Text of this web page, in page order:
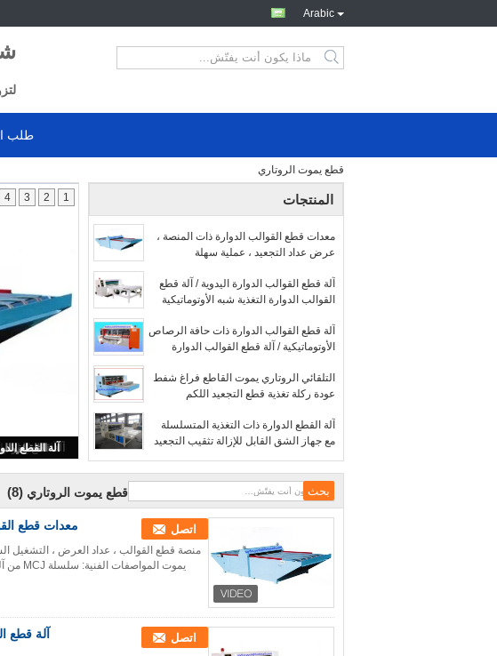
Arabic
طلب
قطع يموت الروتاري
معدات
1
2
3
4 المنتجات
معدات قطع القوالب الدوارة ذات المنصة ،
عرض عداد التجعيد ، عملية سهلة
آلة قطع القوالب الدوارة اليدوية / آلة قطع
القوالب الدوارة التغذية شبه الأوتوماتيكية
آلة قطع القوالب الدوارة ذات حافة الرصاص
الأوتوماتيكية / آلة قطع القوالب الدوارة
التلقائي الروتاري يموت القاطع فراغ شفط
عودة ركلة تغذية قطع التجعيد اللكم
آلة القطع الدوارة ذات التغذية المتسلسلة
مع جهاز الشق القابل للإزالة تثقيب التجعيد
قطع يموت الروتاري (8)
معدات قطع اتصل
منصة قطع القوالب ، عداد العرض ، التشغيل
يموت المواصفات الفنية: سلسلة MCJ من آلة قطع قوالب المنصة هي المعدات المحسنة ، لصنع الكرتون غير العاد...
آلة قطع
اتصل